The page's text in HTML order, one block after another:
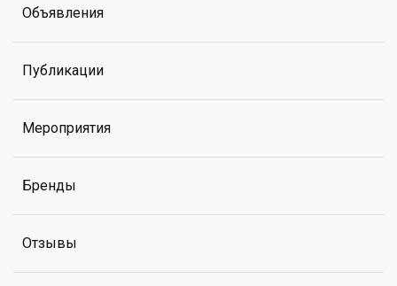
Объявления
Публикации
Мероприятия
Бренды
Отзывы